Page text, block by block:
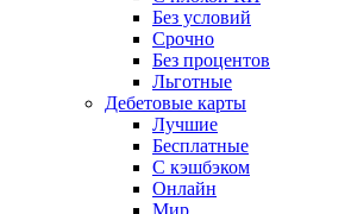
Без условий
Срочно
Без процентов
Льготные
Дебетовые карты
Лучшие
Бесплатные
С кэшбэком
Онлайн
Мир